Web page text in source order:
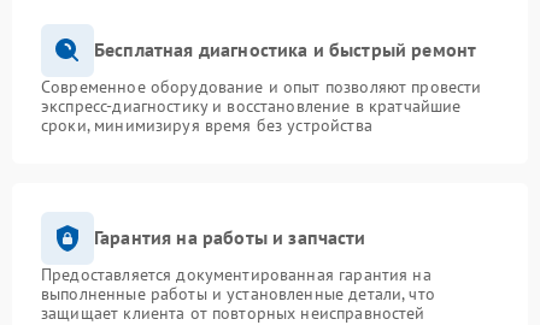
Бесплатная диагностика и быстрый ремонт
Современное оборудование и опыт позволяют провести
экспресс-диагностику и восстановление в кратчайшие
сроки, минимизируя время без устройства
Гарантия на работы и запчасти
Предоставляется документированная гарантия на
выполненные работы и установленные детали, что
защищает клиента от повторных неисправностей